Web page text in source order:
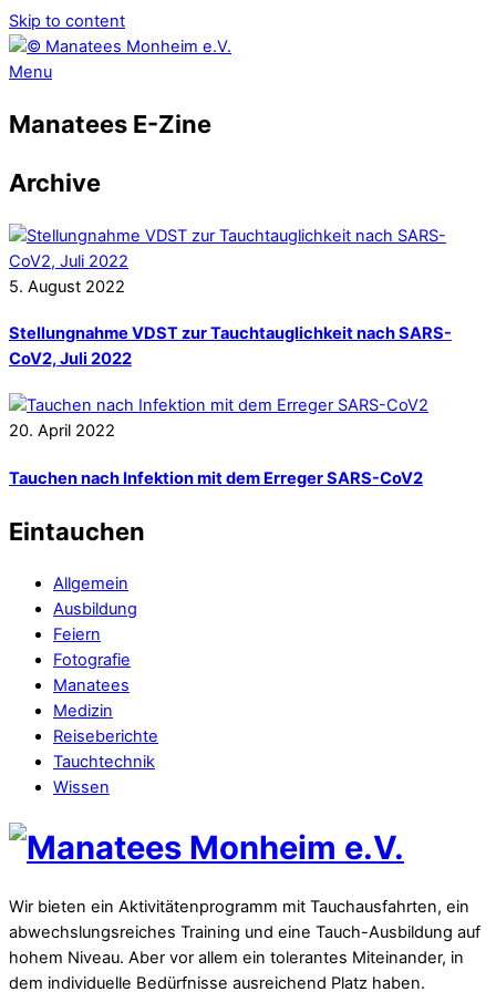
Skip to content
Menu
Manatees E-Zine
Archive
5. August 2022
Stellungnahme VDST zur Tauchtauglichkeit nach SARS-
CoV2, Juli 2022
20. April 2022
Tauchen nach Infektion mit dem Erreger SARS-CoV2
Eintauchen
Allgemein
Ausbildung
Feiern
Fotografie
Manatees
Medizin
Reiseberichte
Tauchtechnik
Wissen
Wir bieten ein Aktivitätenprogramm mit Tauchausfahrten, ein
abwechslungsreiches Training und eine Tauch-Ausbildung auf
hohem Niveau. Aber vor allem ein tolerantes Miteinander, in
dem individuelle Bedürfnisse ausreichend Platz haben.